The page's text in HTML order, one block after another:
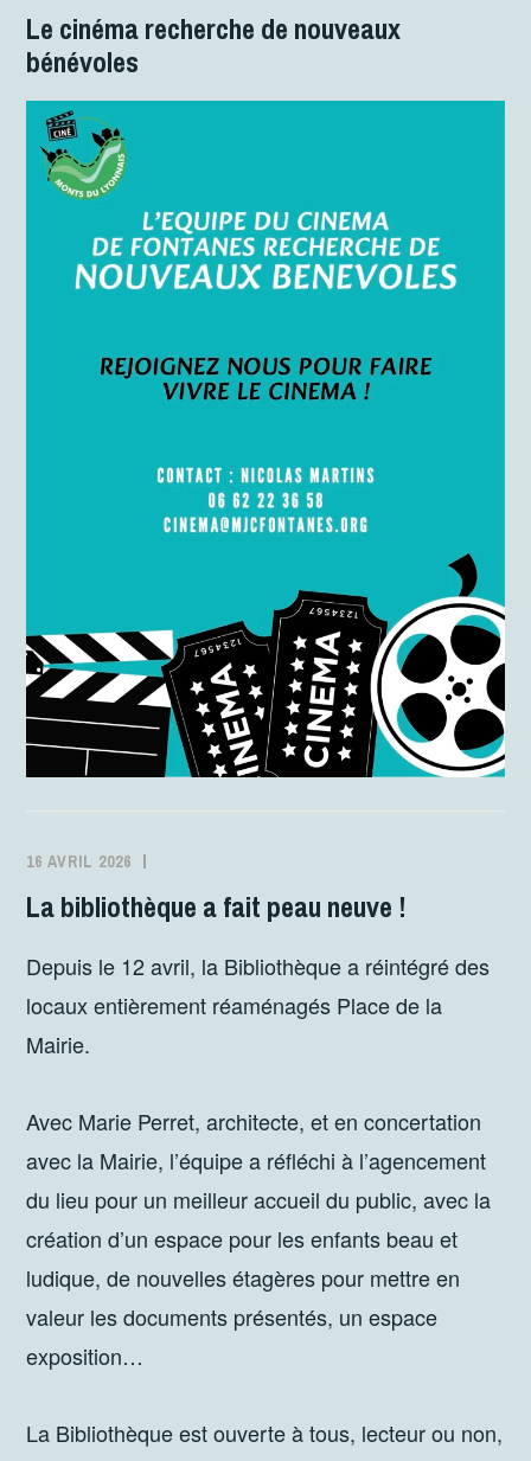
Le cinéma recherche de nouveaux
bénévoles
16 AVRIL 2026
La bibliothèque a fait peau neuve !
Depuis le 12 avril, la Bibliothèque a réintégré des
locaux entièrement réaménagés Place de la
Mairie.
Avec Marie Perret, architecte, et en concertation
avec la Mairie, l’équipe a réfléchi à l’agencement
du lieu pour un meilleur accueil du public, avec la
création d’un espace pour les enfants beau et
ludique, de nouvelles étagères pour mettre en
valeur les documents présentés, un espace
exposition…
La Bibliothèque est ouverte à tous, lecteur ou non,